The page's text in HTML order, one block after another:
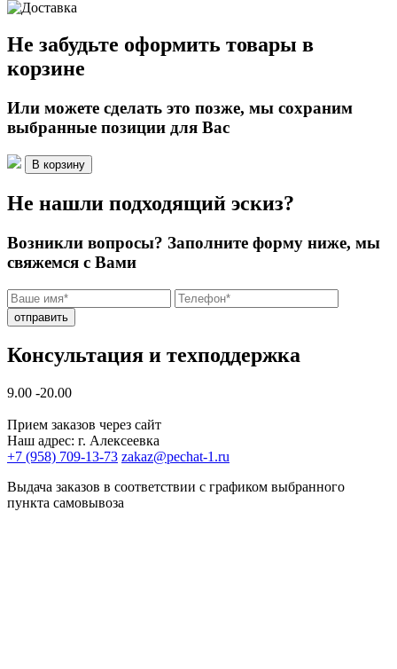
Не забудьте оформить товары в
корзине
Или можете сделать это позже, мы сохраним
выбранные позиции для Вас
В корзину
Не нашли подходящий эскиз?
Возникли вопросы? Заполните форму ниже, мы
свяжемся с Вами
отправить
Консультация и техподдержка
9.00 -20.00
Прием заказов через сайт
Наш адрес: г. Алексеевка
+7 (958) 709-13-73 zakaz@pechat-1.ru
Выдача заказов в соответствии с графиком выбранного
пункта самовывоза